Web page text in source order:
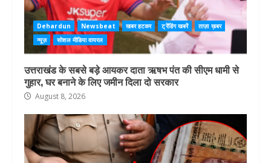
Dehardun Newsbeat खबर हटकर ट्रेंडिंग खबरें
ताज़ा ख़बर
न्यूज़
सोशल मीडिया वायरल
उत्तराखंड के सबसे बड़े आयकर दाता ऋषभ पंत की सीएम धामी से
गुहार, घर बनाने के लिए जमीन दिला दो सरकार
August 8, 2026